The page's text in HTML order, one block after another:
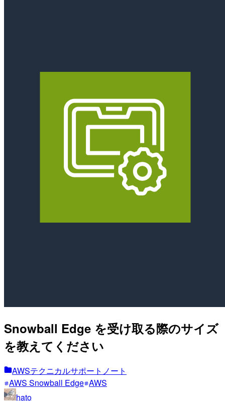
Snowball Edge を受け取る際のサイズ
を教えてください
AWSテクニカルサポートノート
AWS Snowball Edge AWS
hato